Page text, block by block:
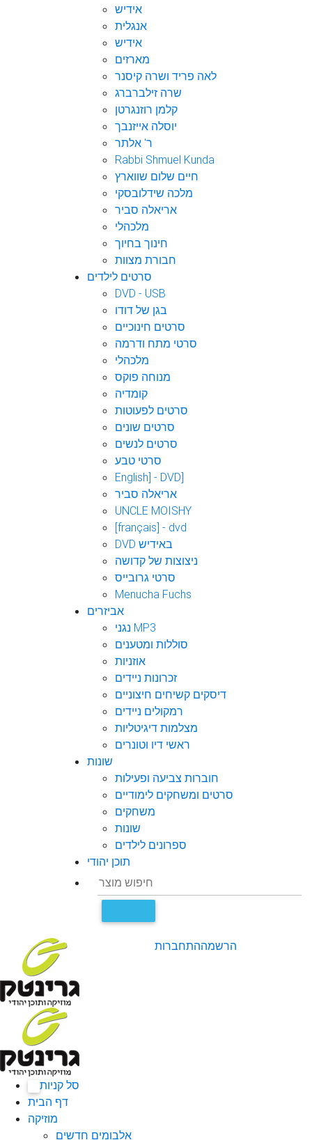
אידיש
אנגלית
אידיש
מארזים
לאה פריד ושרה קיסנר
שרה זילברברג
קלמן רוזנגרטן
יוסלה אייזנבך
ר' אלתר
Rabbi Shmuel Kunda
חיים שלום שווארץ
מלכה שידלובסקי
אריאלה סביר
מלכהלי
חינוך בחיוך
חבורת מצוות
סרטים לילדים
DVD - USB
בגן של דודו
סרטים חינוכיים
סרטי מתח ודרמה
מלכהלי
מנוחה פוקס
קומדיה
סרטים לפעוטות
סרטים שונים
סרטים לנשים
סרטי טבע
English] - DVD]
אריאלה סביר
UNCLE MOISHY
[français] - dvd
DVD באידיש
ניצוצות של קדושה
סרטי גרובייס
Menucha Fuchs
אביזרים
נגני MP3
סוללות ומטענים
אוזניות
זכרונות ניידים
דיסקים קשיחים חיצוניים
רמקולים ניידים
מצלמות דיגיטליות
ראשי דיו וטונרים
שונות
חוברות צביעה ופעילות
סרטים ומשחקים לימודיים
משחקים
שונות
ספרונים לילדים
תוכן יהודי
התחברותהרשמה
סל קניות
דף הבית
מוזיקה
אלבומים חדשים